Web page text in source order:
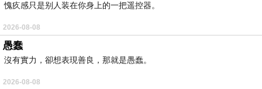
愧疚感只是别人装在你身上的一把遥控器。
2026-08-08
愚蠢
沒有實力，卻想表現善良，那就是愚蠢。
2026-08-08